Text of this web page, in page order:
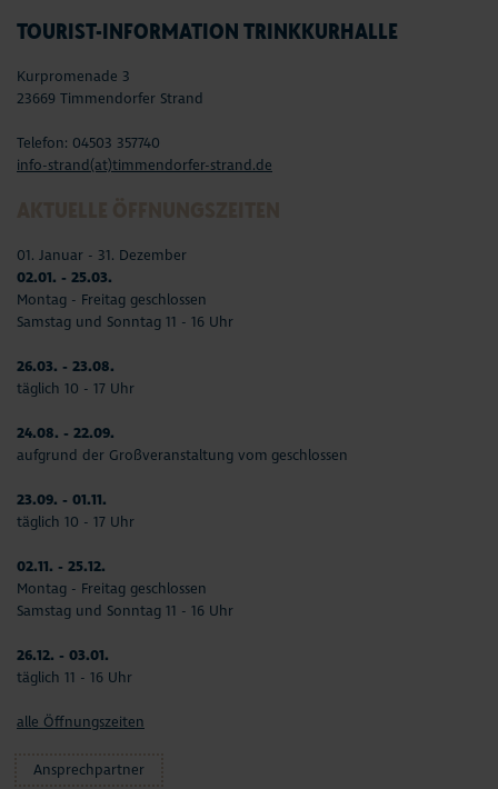
TOURIST-INFORMATION TRINKKURHALLE
Kurpromenade 3
23669 Timmendorfer Strand
Telefon: 04503 357740
info-strand(at)timmendorfer-strand.de
01. Januar - 31. Dezember
02.01. - 25.03.
Montag - Freitag geschlossen
Samstag und Sonntag 11 - 16 Uhr
26.03. - 23.08.
täglich 10 - 17 Uhr
24.08. - 22.09.
aufgrund der Großveranstaltung vom geschlossen
23.09. - 01.11.
täglich 10 - 17 Uhr
02.11. - 25.12.
Montag - Freitag geschlossen
Samstag und Sonntag 11 - 16 Uhr
26.12. - 03.01.
täglich 11 - 16 Uhr
alle Öffnungszeiten
Ansprechpartner